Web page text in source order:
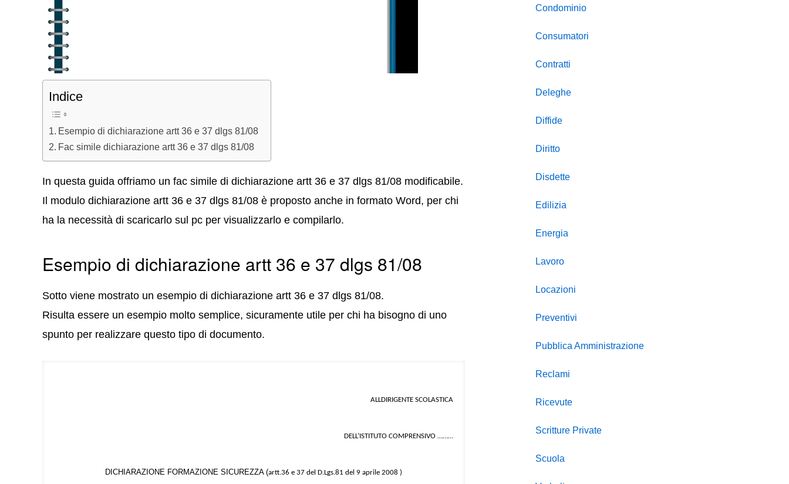
Indice
Esempio di dichiarazione artt 36 e 37 dlgs 81/08
Fac simile dichiarazione artt 36 e 37 dlgs 81/08
In questa guida offriamo un fac simile di dichiarazione artt 36 e 37 dlgs 81/08 modificabile.
Il modulo dichiarazione artt 36 e 37 dlgs 81/08 è proposto anche in formato Word, per chi
ha la necessità di scaricarlo sul pc per visualizzarlo e compilarlo.
Esempio di dichiarazione artt 36 e 37 dlgs 81/08
Sotto viene mostrato un esempio di dichiarazione artt 36 e 37 dlgs 81/08.
Risulta essere un esempio molto semplice, sicuramente utile per chi ha bisogno di uno
spunto per realizzare questo tipo di documento.
ALLDIRIGENTE SCOLASTICA
DELL’ISTITUTO COMPRENSIVO ………
DICHIARAZIONE FORMAZIONE SICUREZZA (artt.36 e 37 del D.Lgs.81 del 9 aprile 2008 )
Condominio
Consumatori
Contratti
Deleghe
Diffide
Diritto
Disdette
Edilizia
Energia
Lavoro
Locazioni
Preventivi
Pubblica Amministrazione
Reclami
Ricevute
Scritture Private
Scuola